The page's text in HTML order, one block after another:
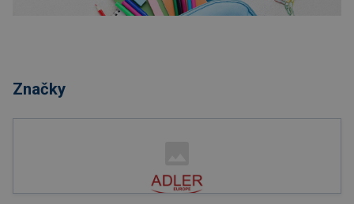
Značky